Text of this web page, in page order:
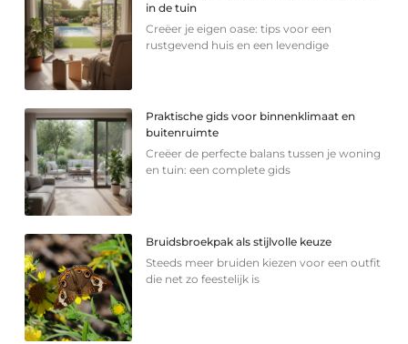
in de tuin
Creëer je eigen oase: tips voor een
rustgevend huis en een levendige
Praktische gids voor binnenklimaat en
buitenruimte
Creëer de perfecte balans tussen je woning
en tuin: een complete gids
Bruidsbroekpak als stijlvolle keuze
Steeds meer bruiden kiezen voor een outfit
die net zo feestelijk is